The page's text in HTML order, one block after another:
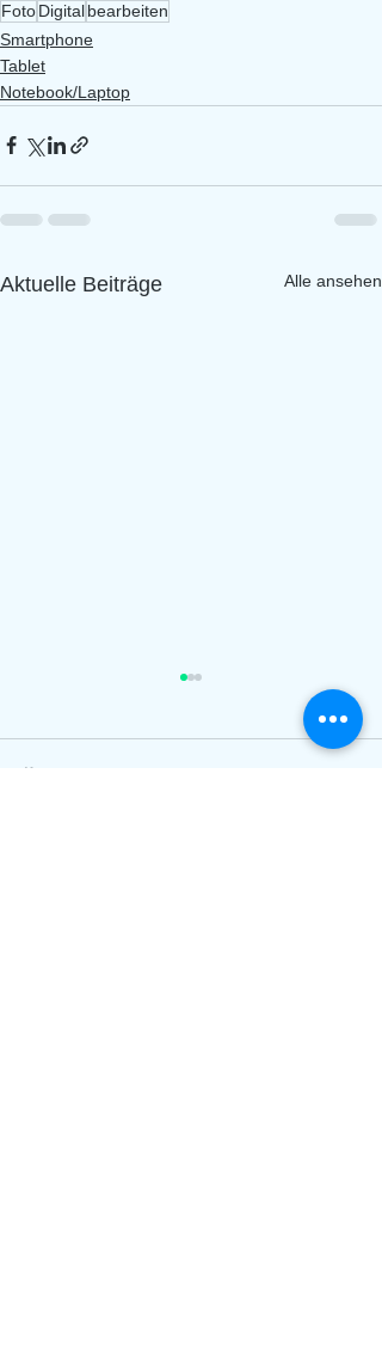
FotoDigitalbearbeiten
Smartphone
Tablet
Notebook/Laptop
Aktuelle Beiträge Alle ansehen
Kommentare